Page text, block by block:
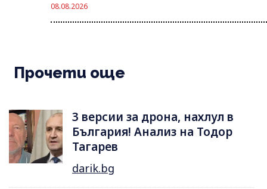
08.08.2026
Прочети още
3 версии за дрона, нахлул в
България! Анализ на Тодор
Тагарев
darik.bg